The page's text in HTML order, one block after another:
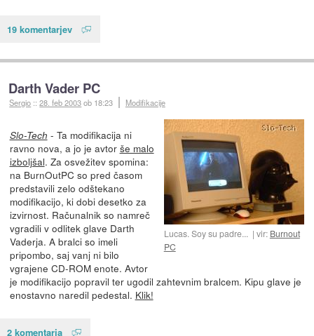
19 komentarjev
Darth Vader PC
Sergio ::28. feb 2003ob 18:23 Modifikacije
Lucas. Soy su padre... vir: Burnout
PC
Slo-Tech - Ta modifikacija ni
ravno nova, a jo je avtor še malo
izboljšal. Za osvežitev spomina:
na BurnOutPC so pred časom
predstavili zelo odštekano
modifikacijo, ki dobi desetko za
izvirnost. Računalnik so namreč
vgradili v odlitek glave Darth
Vaderja. A bralci so imeli
pripombo, saj vanj ni bilo
vgrajene CD-ROM enote. Avtor
je modifikacijo popravil ter ugodil zahtevnim bralcem. Kipu glave je
enostavno naredil pedestal. Klik!
2 komentarja